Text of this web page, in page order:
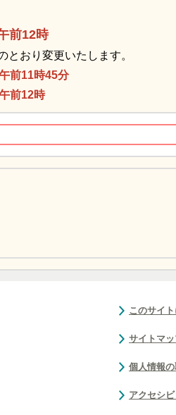
前12時
おり変更いたします。
前11時45分
前12時
このサイ
サイトマ
個人情報
アクセシ